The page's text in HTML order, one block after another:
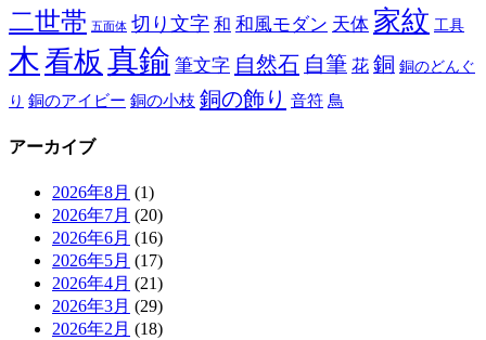
二世帯 五面体 切り文字 和 和風モダン 天体 家紋 工具
木看板 真鍮 筆文字 自然石 自筆 花 銅 銅のどんぐ
り 銅のアイビー 銅の小枝 銅の飾り 音符 鳥
アーカイブ
2026年8月 (1)
2026年7月 (20)
2026年6月 (16)
2026年5月 (17)
2026年4月 (21)
2026年3月 (29)
2026年2月 (18)